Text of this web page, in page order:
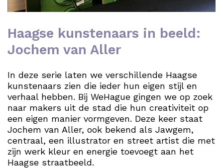
Haagse kunstenaars in beeld:
Jochem van Aller
In deze serie laten we verschillende Haagse
kunstenaars zien die ieder hun eigen stijl en
verhaal hebben. Bij WeHague gingen we op zoek
naar makers uit de stad die hun creativiteit op
een eigen manier vormgeven. Deze keer staat
Jochem van Aller, ook bekend als Jawgem,
centraal, een illustrator en street artist die met
zijn werk kleur en energie toevoegt aan het
Haagse straatbeeld.